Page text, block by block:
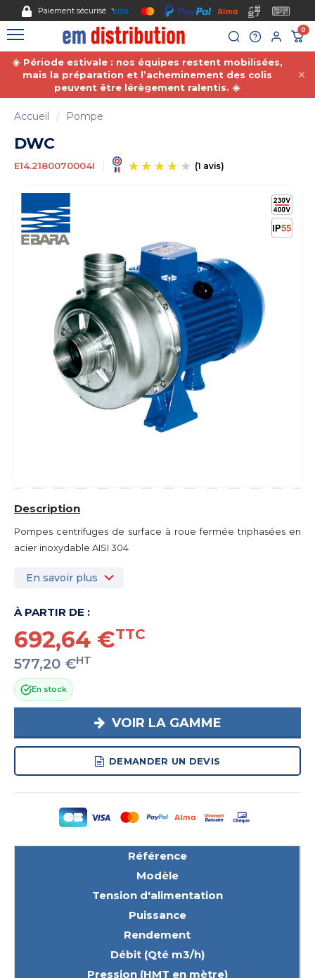
Paiement sécurisé
0
☀️ Période estivale : nos équipes restent mobilisées,
mais la préparation et l’acheminement des colis
peuvent être lérègement ralentis. ☀️
Accueil Pompe
DWC
E14.2180070004I
Description
Pompes centrifuges de surface à roue fermée triphasées en
acier inoxydable AISI 304
En savoir plus
À PARTIR DE :
692,64 €TTC
577,20 €HT
En stock
VOIR LA GAMME
DEMANDER UN DEVIS
Référence
Modèle
Tension d'alimentation
Puissance
Rendement
Débit (Qté m3/h)
Pression (HMT en mètre)
Gestion des cookies